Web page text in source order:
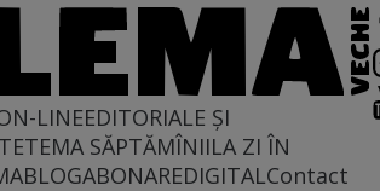
LINEEDITORIALE ȘI
TEMA SĂPTĂMÎNIILA ZI ÎN
ABONAREDIGITALContact